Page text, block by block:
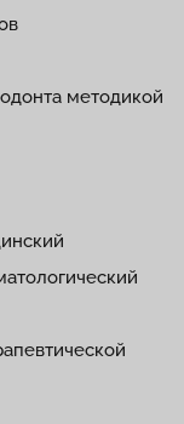
методикой